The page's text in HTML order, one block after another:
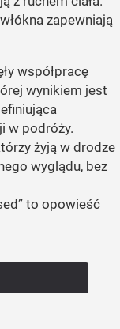
zapewniają
współpracę
wynikiem jest
w podróży.
żyją w drodze
wyglądu, bez
to opowieść